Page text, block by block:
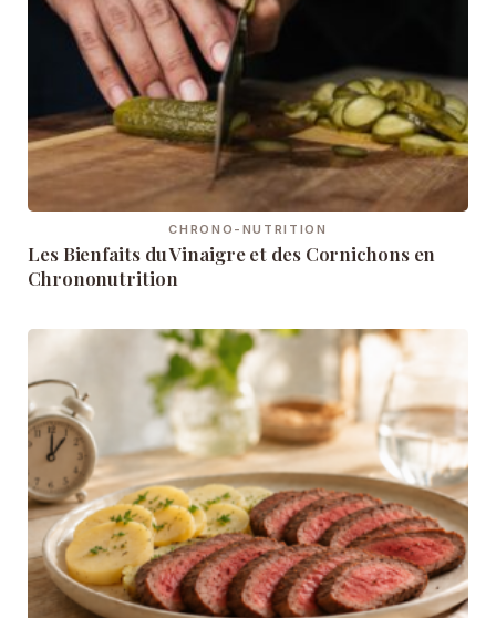
CHRONO-NUTRITION
Les Bienfaits du Vinaigre et des Cornichons en
Chrononutrition